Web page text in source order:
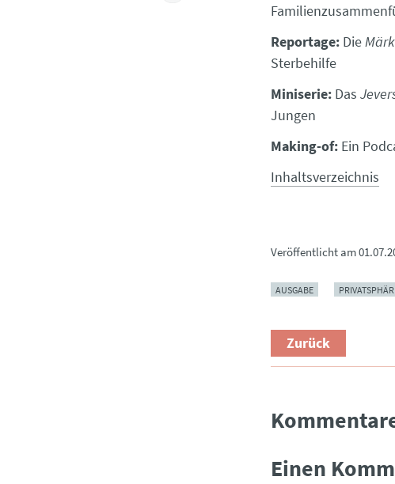
Reportage: Die
Sterbehilfe
Miniserie: Das
Jungen
Making-of: Ein
Inhaltsverzeichnis
Veröffentlicht am
AUSGABE
Zurück
Einen